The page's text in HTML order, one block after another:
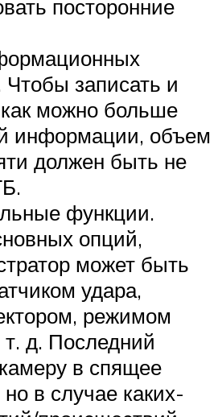
посторонние
Чтобы записать и
можно больше
информации, объем
должен быть не
функции.
опций,
может быть
удара,
режимом
т. д. Последний
в спящее
в случае каких-